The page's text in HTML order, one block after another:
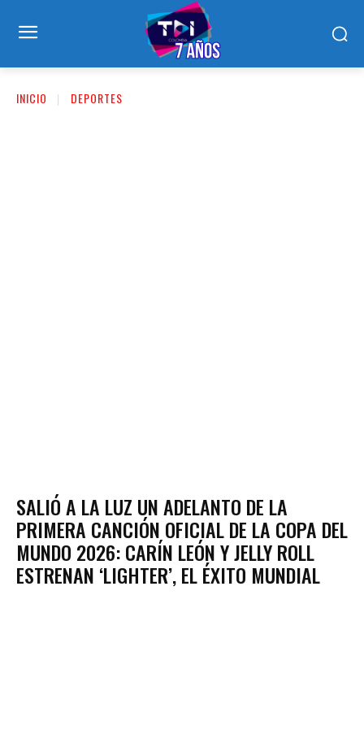
INICIO DEPORTES
SALIÓ A LA LUZ UN ADELANTO DE LA
PRIMERA CANCIÓN OFICIAL DE LA COPA DEL
MUNDO 2026: CARÍN LEÓN Y JELLY ROLL
ESTRENAN ‘LIGHTER’, EL ÉXITO MUNDIAL